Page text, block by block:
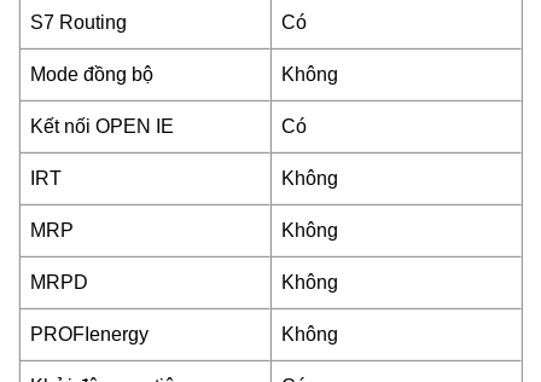
S7 Routing Có
Mode đồng bộ Không
Kết nối OPEN IE Có
IRT Không
MRP Không
MRPD Không
PROFIenergy Không